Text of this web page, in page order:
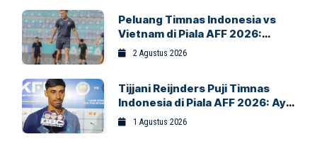
Peluang Timnas Indonesia vs
Vietnam di Piala AFF 2026:
Garuda Bidik Tiket Semifinal di
Pakansari
2 Agustus 2026
Tijjani Reijnders Puji Timnas
Indonesia di Piala AFF 2026: Ayo
Indonesia!
1 Agustus 2026